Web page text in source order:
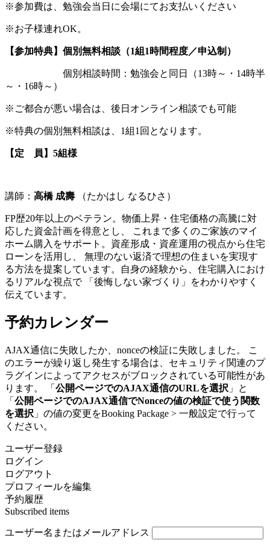
※参加費は、勉強会当日に会場にてお支払いください
※お子様連れOK。
【参加特典】個別無料相談（1組1時間程度／申込制）
個別相談時間：勉強会と同日（13時～・14時半
～・16時～）
※ご都合が悪い場合は、後日オンライン相談でも可能
※特典の個別無料相談は、1組1回となります。
【定 員】5組様
講師： 高橋 成壽 （たかはし なるひさ）
FP歴20年以上のベテラン。物価上昇・住宅価格の高騰に対
応した資金計画を得意とし、 これまで多くのご家族のマイ
ホーム購入をサポート。資産形成・資産運用の視点から住宅
ローンを活用し、 無理のない返済で理想の住まいを実現す
る方法を提案しています。自身の経験から、住宅購入におけ
るリアルな視点で 「後悔しない家づくり」をわかりやすく
伝えています。
予約カレンダー
AJAX通信に失敗したか、nonceの検証に失敗しました。 こ
のエラーが繰り返し発生する場合は、セキュリティ関連のプ
ラグインによってアクセスがブロックされている可能性があ
ります。 「 公開ページでのAJAX通信のURLを選択 」と
「 公開ページでのAJAX通信でNonceの値の検証で使う関数
を選択 」の値の変更をBooking Package > 一般設定で行って
ください。
ユーザー登録
ログイン
ログアウト
プロフィールを編集
予約履歴
Subscribed items
ユーザー名またはメールアドレス